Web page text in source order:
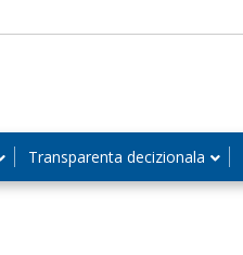
Transparenta decizionala